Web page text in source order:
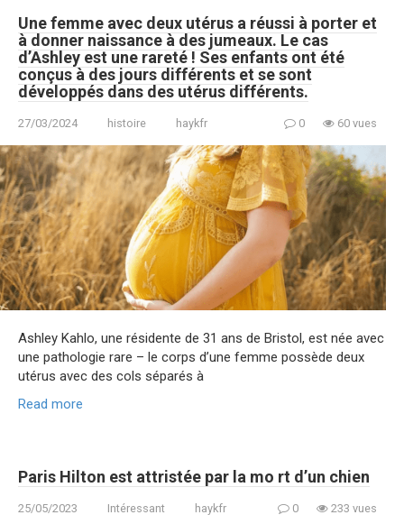
Une femme avec deux utérus a réussi à porter et
à donner naissance à des jumeaux. Le cas
d’Ashley est une rareté ! Ses enfants ont été
conçus à des jours différents et se sont
développés dans des utérus différents.
27/03/2024 histoire haykfr 0 60 vues
Ashley Kahlo, une résidente de 31 ans de Bristol, est née avec
une pathologie rare – le corps d’une femme possède deux
utérus avec des cols séparés à
Read more
Paris Hilton est attristée par la mo rt d’un chien
25/05/2023 Intéressant haykfr 0 233 vues